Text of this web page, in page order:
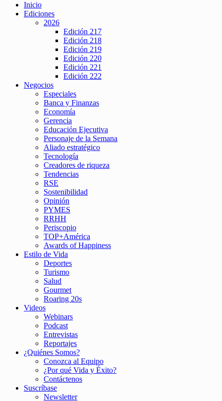
Inicio
Ediciones
2026
Edición 217
Edición 218
Edición 219
Edición 220
Edición 221
Edición 222
Negocios
Especiales
Banca y Finanzas
Economía
Gerencia
Educación Ejecutiva
Personaje de la Semana
Aliado estratégico
Tecnología
Creadores de riqueza
Tendencias
RSE
Sostenibilidad
Opinión
PYMES
RRHH
Periscopio
TOP+América
Awards of Happiness
Estilo de Vida
Deportes
Turismo
Salud
Gourmet
Roaring 20s
Videos
Webinars
Podcast
Entrevistas
Reportajes
¿Quiénes Somos?
Conozca al Equipo
¿Por qué Vida y Éxito?
Contáctenos
Suscríbase
Newsletter